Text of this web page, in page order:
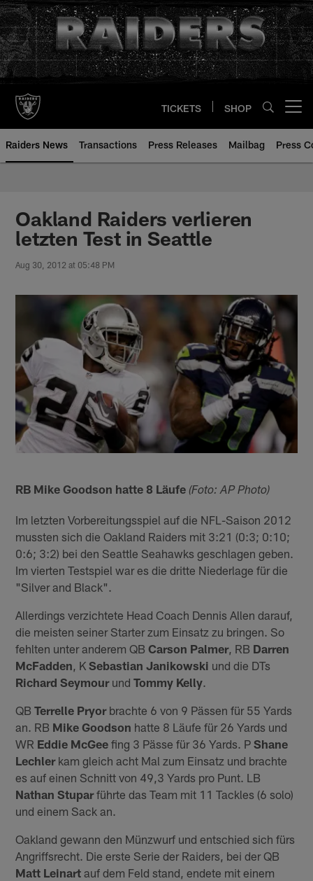
Skip
to
main
content
TICKETS SHOP
Raiders News Transactions Press Releases Mailbag Press
Oakland Raiders verlieren
letzten Test in Seattle
Aug 30, 2012 at 05:48 PM
RB Mike Goodson hatte 8 Läufe (Foto: AP Photo)
Im letzten Vorbereitungsspiel auf die NFL-Saison 2012
mussten sich die Oakland Raiders mit 3:21 (0:3; 0:10;
0:6; 3:2) bei den Seattle Seahawks geschlagen geben.
Im vierten Testspiel war es die dritte Niederlage für die
"Silver and Black".
Allerdings verzichtete Head Coach Dennis Allen darauf,
die meisten seiner Starter zum Einsatz zu bringen. So
fehlten unter anderem QBCarson Palmer, RB Darren
McFadden , KSebastian Janikowski und die DTs
Richard SeymourundTommy Kelly
QBTerrelle Pryorbrachte 6 von 9 Pässen für 55 Yards
an. RB Mike Goodson hatte 8 Läufe für 26 Yards und
WR Eddie McGee fing 3 Pässe für 36 Yards. PShane
Lechlerkam gleich acht Mal zum Einsatz und brachte
es auf einen Schnitt von 49,3 Yards pro Punt. LB
Nathan Stuparführte das Team mit 11 Tackles (6 solo)
und einem Sack an.
Oakland gewann den Münzwurf und entschied sich fürs
Angriffsrecht. Die erste Serie der Raiders, bei der QB
Matt Leinart auf dem Feld stand, endete mit einem